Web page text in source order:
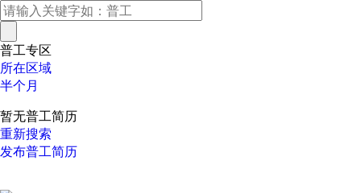
普工专区
所在区域
半个月
暂无普工简历
重新搜索
发布普工简历